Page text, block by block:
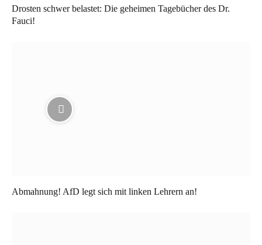
Drosten schwer belastet: Die geheimen Tagebücher des Dr.
Fauci!
Abmahnung! AfD legt sich mit linken Lehrern an!